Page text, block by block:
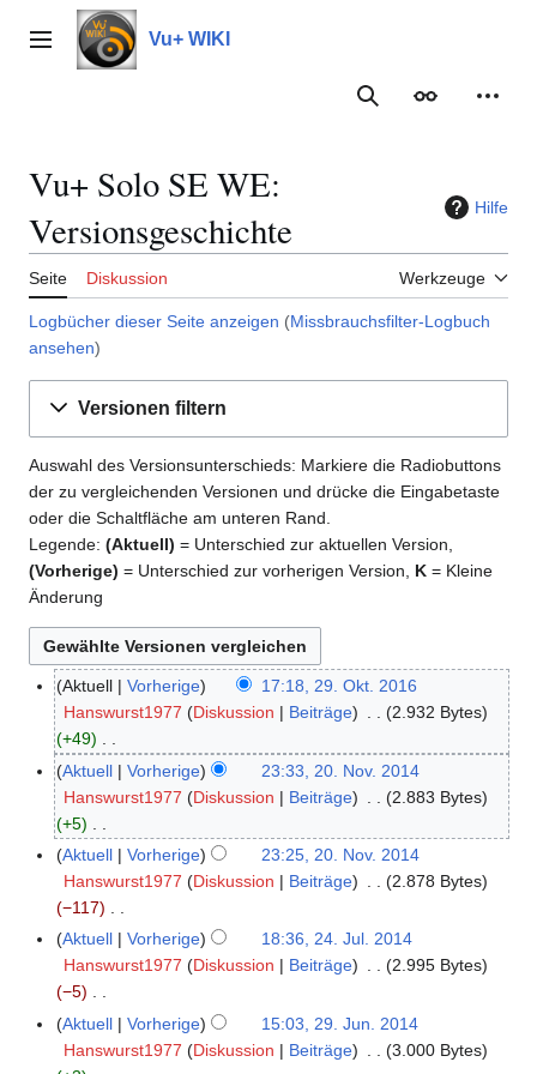
Inhalt
springenHauptmenü Vu+ WIKI
Suche
Vu+ Solo SE WE:
Versionsgeschichte
Hilfe
Seite Diskussion Werkzeuge
Logbücher dieser Seite anzeigen (Missbrauchsfilter-Logbuch
ansehen)
Versionen filtern
Auswahl des Versionsunterschieds: Markiere die Radiobuttons
der zu vergleichenden Versionen und drücke die Eingabetaste
oder die Schaltfläche am unteren Rand.
Legende: (Aktuell) = Unterschied zur aktuellen Version,
(Vorherige) = Unterschied zur vorherigen Version, K = Kleine
Änderung
2
O
6
Aktuell Vorherige
17:18, 29. Okt. 2016
Hanswurst1977
Diskussion Beiträge
2.932 Bytes
+49
K
e
i
n
e
e
a
b
e
2
N
Aktuell Vorherige
23:33, 20. Nov. 2014
Hanswurst1977
Diskussion Beiträge
2.883 Bytes
+5
K
e
i
e
e
a
Aktuell Vorherige
23:25, 20. Nov. 2014
Hanswurst1977
Diskussion Beiträge
2.878 Bytes
−117
K
e
i
e
2
J
Aktuell Vorherige
18:36, 24. Jul. 2014
Hanswurst1977
Diskussion Beiträge
2.995 Bytes
−5
K
e
i
2
Aktuell Vorherige
15:03, 29. Jun. 2014
Hanswurst1977
Diskussion Beiträge
3.000 Bytes